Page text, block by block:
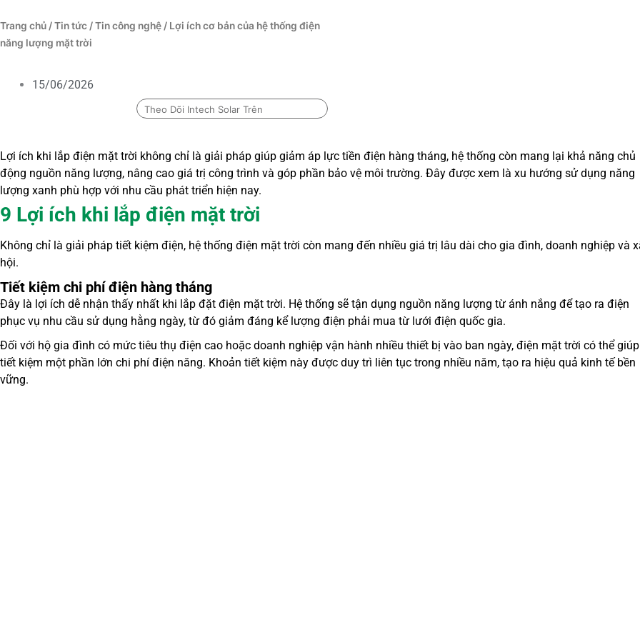
Trang chủ /Tin tức /Tin công nghệ / Lợi ích cơ bản của hệ thống điện
năng lượng mặt trời
15/06/2026
Theo Dõi Intech Solar Trên
Lợi ích khi lắp điện mặt trời không chỉ là giải pháp giúp giảm áp lực tiền điện hàng tháng, hệ thống còn mang lại khả năng chủ
động nguồn năng lượng, nâng cao giá trị công trình và góp phần bảo vệ môi trường. Đây được xem là xu hướng sử dụng năng
lượng xanh phù hợp với nhu cầu phát triển hiện nay.
9 Lợi ích khi lắp điện mặt trời
Không chỉ là giải pháp tiết kiệm điện, hệ thống điện mặt trời còn mang đến nhiều giá trị lâu dài cho gia đình, doanh nghiệp và
hội.
Tiết kiệm chi phí điện hàng tháng
Đây là lợi ích dễ nhận thấy nhất khi lắp đặt điện mặt trời. Hệ thống sẽ tận dụng nguồn năng lượng từ ánh nắng để tạo ra điện
phục vụ nhu cầu sử dụng hằng ngày, từ đó giảm đáng kể lượng điện phải mua từ lưới điện quốc gia.
Đối với hộ gia đình có mức tiêu thụ điện cao hoặc doanh nghiệp vận hành nhiều thiết bị vào ban ngày, điện mặt trời có thể giúp
tiết kiệm một phần lớn chi phí điện năng. Khoản tiết kiệm này được duy trì liên tục trong nhiều năm, tạo ra hiệu quả kinh tế bền
vững.